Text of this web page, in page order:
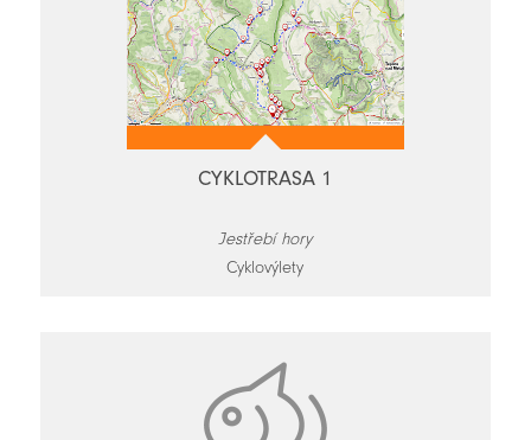
CYKLOTRASA 1
Jestřebí hory
Cyklovýlety